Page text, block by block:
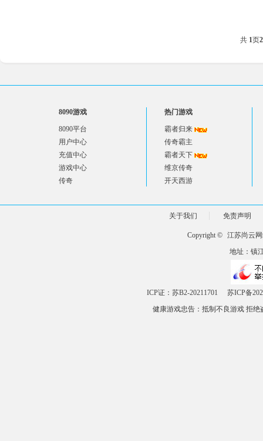
共 1页2
8090游戏
8090平台
用户中心
充值中心
游戏中心
传奇
热门游戏
霸者归来
传奇霸主
霸者天下
维京传奇
开天西游
关于我们 免责声明
Copyright © 江苏尚云
地址：镇
ICP证：苏B2-20211701
苏ICP备
健康游戏忠告：抵制不良游戏 拒